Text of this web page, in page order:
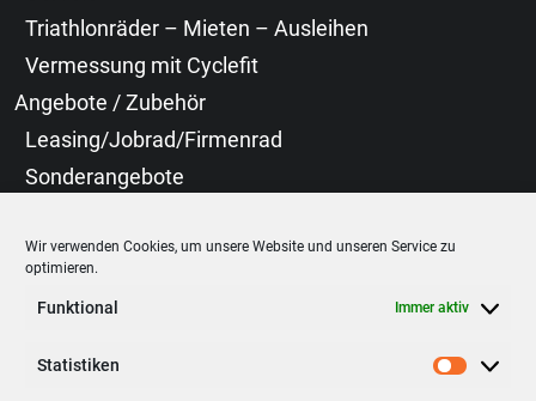
Wir verwenden Cookies, um unsere Website und unseren Service zu
optimieren.
Funktional Immer aktiv
Statistiken
Triathlonräder – Mieten – Ausleihen
Vermessung mit Cyclefit
Angebote / Zubehör
Leasing/Jobrad/Firmenrad
Sonderangebote
Bekleidung